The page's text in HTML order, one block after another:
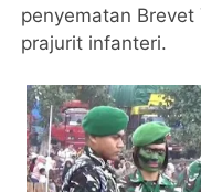
penyematan Brevet
prajurit infanteri.